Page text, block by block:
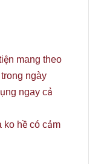
mang theo
ngày
ngay cả
ko hề có cảm